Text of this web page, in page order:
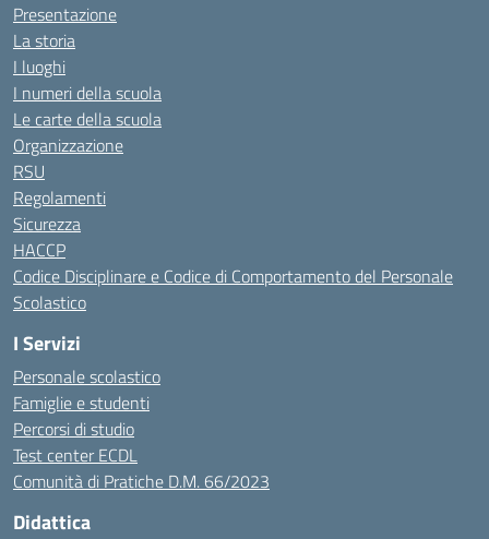
Presentazione
La storia
I luoghi
I numeri della scuola
Le carte della scuola
Organizzazione
RSU
Regolamenti
Sicurezza
HACCP
Codice Disciplinare e Codice di Comportamento del Personale
Scolastico
I Servizi
Personale scolastico
Famiglie e studenti
Percorsi di studio
Test center ECDL
Comunità di Pratiche D.M. 66/2023
Didattica